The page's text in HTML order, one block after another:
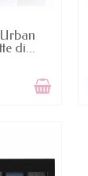
di...